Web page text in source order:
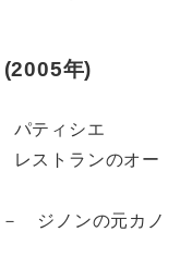
年)
パティシエ
ストランのオー
ジノンの元カノ